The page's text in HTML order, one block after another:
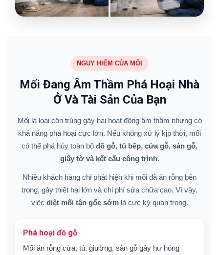
NGUY HIỂM CỦA MỐI
Mối Đang Âm Thầm Phá Hoại Nhà
Ở Và Tài Sản Của Bạn
Mối là loại côn trùng gây hại hoạt động âm thầm nhưng có
khả năng phá hoại cực lớn. Nếu không xử lý kịp thời, mối
có thể phá hủy toàn bộ đồ gỗ, tủ bếp, cửa gỗ, sàn gỗ,
giấy tờ và kết cấu công trình.
Nhiều khách hàng chỉ phát hiện khi mối đã ăn rỗng bên
trong, gây thiệt hại lớn và chi phí sửa chữa cao. Vì vậy,
việc diệt mối tận gốc sớmlà cực kỳ quan trọng.
Phá hoại đồ gỗ
Mối ăn rỗng cửa, tủ, giường, sàn gỗ gây hư hỏng